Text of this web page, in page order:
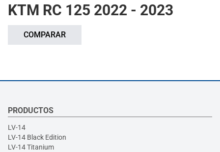
KTM RC 125 2022 - 2023
COMPARAR
PRODUCTOS
LV-14
LV-14 Black Edition
LV-14 Titanium